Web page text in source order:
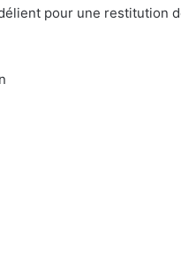
pour une restitution